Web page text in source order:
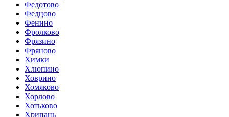
Федотово
Федцово
Фенино
Фролково
Фрязино
Фряново
Химки
Хлюпино
Ховрино
Хомяково
Хорлово
Хотьково
Хрипань